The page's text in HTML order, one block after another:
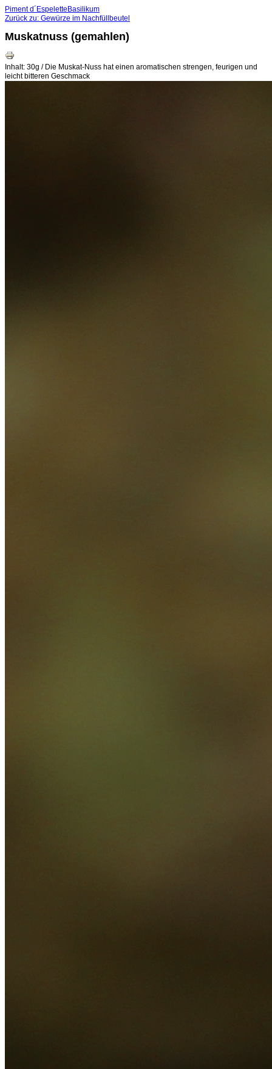
Piment d´Espelette Basilikum
Zurück zu: Gewürze im Nachfüllbeutel
Muskatnuss (gemahlen)
Inhalt: 30g / Die Muskat-Nuss hat einen aromatischen strengen, feurigen und
leicht bitteren Geschmack